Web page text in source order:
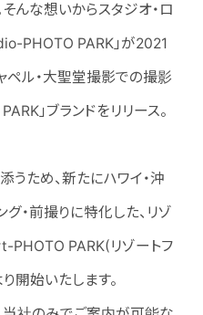
そんな想いからスタジオ・ロ
PHOTO PARK」が2021
ル・大聖堂撮影での撮影
」ブランドをリリース。
ため、新たにハワイ・沖
グ・前撮りに特化した、リゾ
PHOTO PARK(リゾートフ
開始いたします。